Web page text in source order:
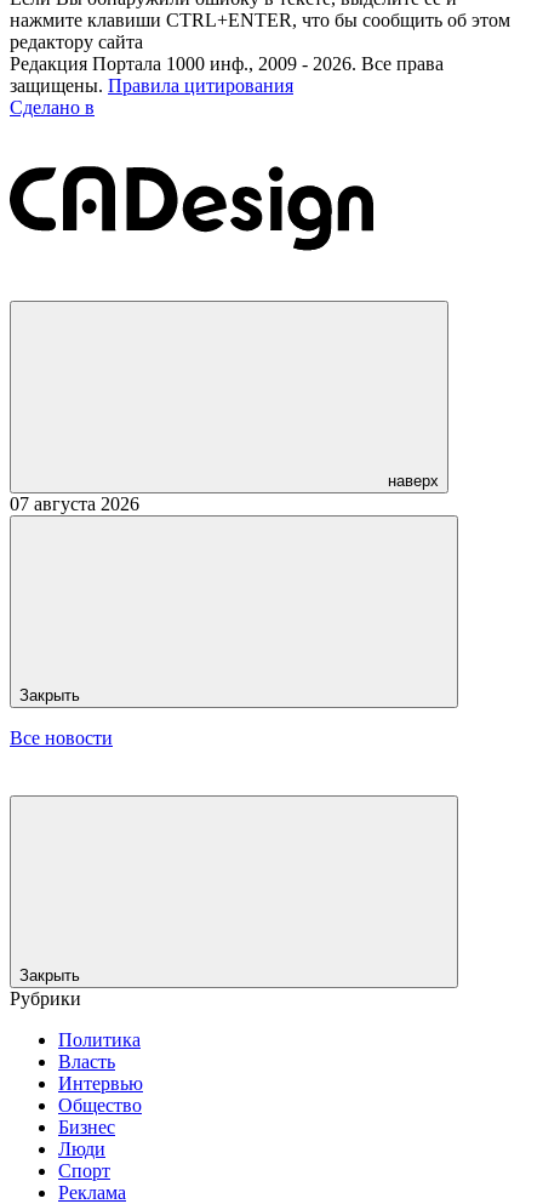
нажмите клавиши CTRL+ENTER, что бы сообщить об этом
редактору сайта
Редакция Портала 1000 инф., 2009 - 2026. Все права
защищены. Правила цитирования
Сделано в
наверх
07 августа 2026
Закрыть
Все новости
Закрыть
Рубрики
Политика
Власть
Интервью
Общество
Бизнес
Люди
Спорт
Реклама